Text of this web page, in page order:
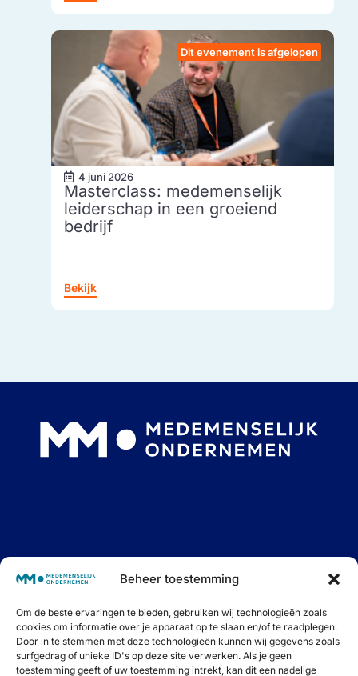
Beheer toestemming
Om de beste ervaringen te bieden, gebruiken wij technologieën zoals
cookies om informatie over je apparaat op te slaan en/of te raadplegen.
Door in te stemmen met deze technologieën kunnen wij gegevens zoals
surfgedrag of unieke ID's op deze site verwerken. Als je geen
toestemming geeft of uw toestemming intrekt, kan dit een nadelige
Dit evenement is afgelopen
4 juni 2026
Masterclass: medemenselijk
leiderschap in een groeiend
bedrijf
Bekijk
Interessante blogs, goede podcasts én fijne events.
Samen op weg naar Medemenselijk Ondernemen.
niets meer te missen.